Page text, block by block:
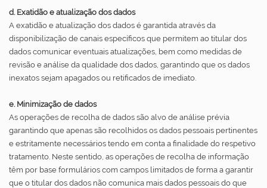
d. Exatidão e atualização dos dados
A exatidão e atualização dos dados é garantida através da
disponibilização de canais específicos que permitem ao titular dos
dados comunicar eventuais atualizações, bem como medidas de
revisão e análise da qualidade dos dados, garantindo que os dados
inexatos sejam apagados ou retificados de imediato.
e. Minimização de dados
As operações de recolha de dados são alvo de análise prévia
garantindo que apenas são recolhidos os dados pessoais pertinentes
e estritamente necessários tendo em conta a finalidade do respetivo
tratamento. Neste sentido, as operações de recolha de informação
têm por base formulários com campos limitados de forma a garantir
que o titular dos dados não comunica mais dados pessoais do que